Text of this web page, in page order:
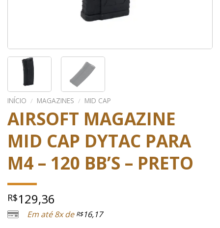
INÍCIO / MAGAZINES / MID CAP
AIRSOFT MAGAZINE
MID CAP DYTAC PARA
M4 – 120 BB’S – PRETO
R$129,36
Em até 8x de R$16,17